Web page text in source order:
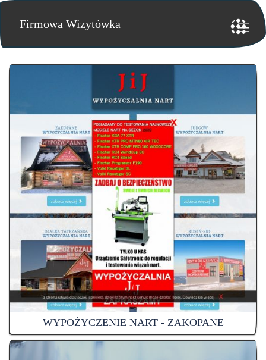
Firmowa Wizytówka
WYPOŻYCZENIE NART - ZAKOPANE